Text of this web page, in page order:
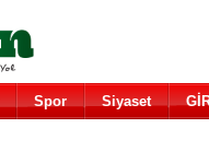
Spor Siyaset